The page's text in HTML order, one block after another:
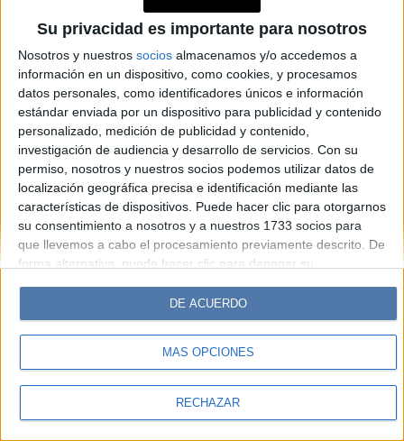
Su privacidad es importante para nosotros
Nosotros y nuestros socios almacenamos y/o accedemos a
información en un dispositivo, como cookies, y procesamos
datos personales, como identificadores únicos e información
estándar enviada por un dispositivo para publicidad y contenido
personalizado, medición de publicidad y contenido,
investigación de audiencia y desarrollo de servicios. Con su
permiso, nosotros y nuestros socios podemos utilizar datos de
localización geográfica precisa e identificación mediante las
características de dispositivos. Puede hacer clic para otorgarnos
su consentimiento a nosotros y a nuestros 1733 socios para
que llevemos a cabo el procesamiento previamente descrito. De
forma alternativa, puede hacer clic para denegar su
cambiar sus preferencias antes de otorgar su consentimiento.
Tenga en cuenta que algún procesamiento de sus datos
personales puede no requerir de su consentimiento, pero usted
tiene el derecho de rechazar tal procesamiento. Sus
sus preferencias o retirar su consentimiento en cualquier
MÁS OPCIONES
RECHAZAR
DE ACUERDO
Weekend Parabrisas
Look
Luz Mía Lunateen Break BATimes
© Perfil.com 2006-2019 - Todos los derechos reservados
Registro de Propiedad Intelectual: Nro. 5346433